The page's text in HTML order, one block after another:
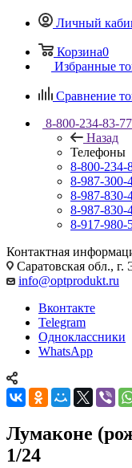
Личный
Корзина0
Избранные
Сравнение
8-800-234-83-77
Назад
Телефоны
8-800-234-
8-987-300-
8-987-830-
8-987-830-
8-917-980-
Контактная
Саратовская обл., г.
info@optprodukt.ru
Вконтакте
Telegram
Одноклассники
WhatsApp
Лумаконе
1/24